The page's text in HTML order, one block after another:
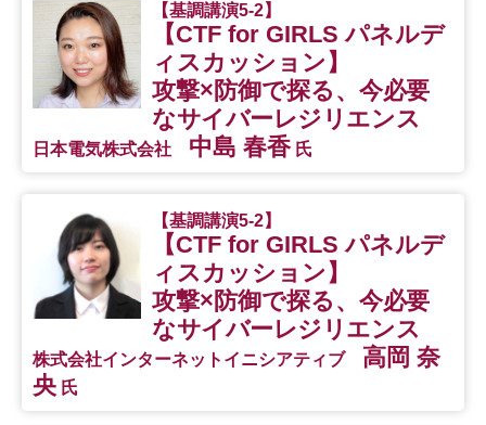
【基調講演5-2】
【CTF for GIRLS パネルデ
ィスカッション】
攻撃×防御で探る、 今必要
なサイバーレジリエンス
日本電気株式会社 中島 春香氏
【基調講演5-2】
【CTF for GIRLS パネルデ
ィスカッション】
攻撃×防御で探る、 今必要
なサイバーレジリエンス
株式会社インターネットイニシアティブ 高岡 奈
央 氏